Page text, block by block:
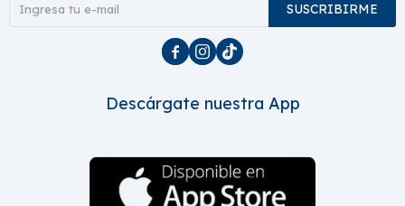
SUSCRIBIRME
  
Descárgate nuestra App